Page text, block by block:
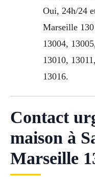
Oui, 24h/24
Marseille
13004,
13010,
13016.
Contact
maison à
Marseille